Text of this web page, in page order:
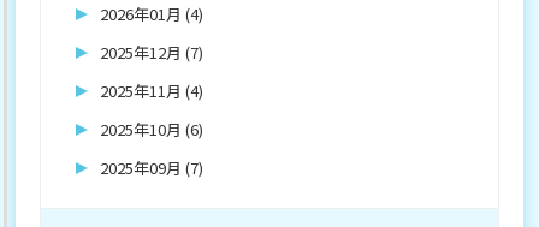
2026年01月 (4)
2025年12月 (7)
2025年11月 (4)
2025年10月 (6)
2025年09月 (7)